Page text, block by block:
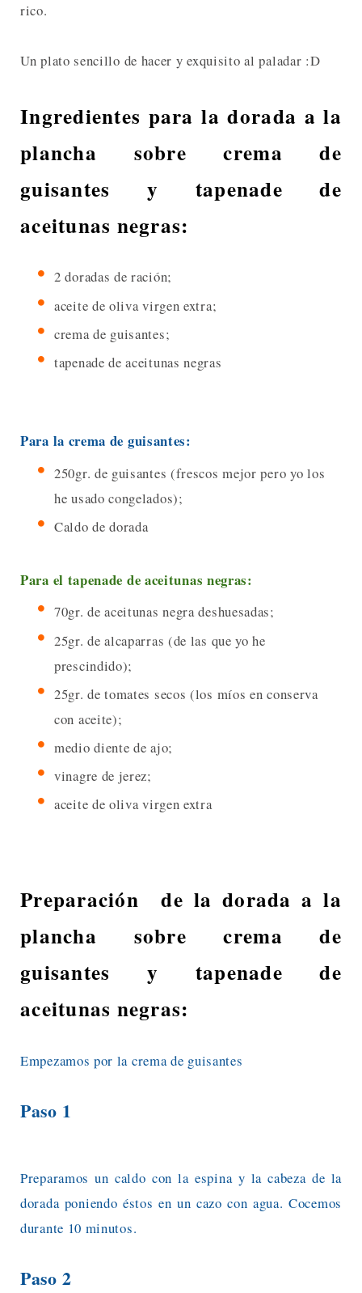
rico.
Un plato sencillo de hacer y exquisito al paladar :D
Ingredientes para la dorada a la
plancha sobre crema de
guisantes y tapenade de
aceitunas negras:
2 doradas de ración;
aceite de oliva virgen extra;
crema de guisantes;
tapenade de aceitunas negras
Para la crema de guisantes:
250gr. de guisantes (frescos mejor pero yo los
he usado congelados);
Caldo de dorada
Para el tapenade de aceitunas negras:
70gr. de aceitunas negra deshuesadas;
25gr. de alcaparras (de las que yo he
prescindido);
25gr. de tomates secos (los míos en conserva
con aceite);
medio diente de ajo;
vinagre de jerez;
aceite de oliva virgen extra
Preparación de la dorada a la
plancha sobre crema de
guisantes y tapenade de
aceitunas negras:
Empezamos por la crema de guisantes
Paso 1
Preparamos un caldo con la espina y la cabeza de la
dorada poniendo éstos en un cazo con agua. Cocemos
durante 10 minutos.
Paso 2